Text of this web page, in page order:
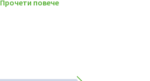
Прочети повече